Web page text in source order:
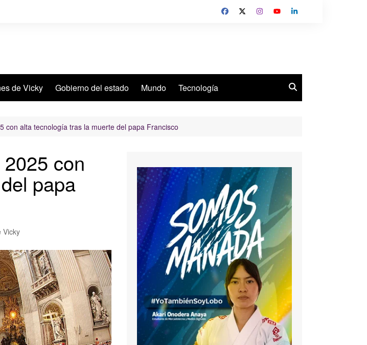
de Vicky Gobierno del estado Mundo Tecnología
con alta tecnología tras la muerte del papa Francisco
con
papa
Vicky